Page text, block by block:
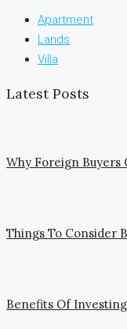
Apartment
Lands
Villa
Latest Posts
Why Foreign Buyers
Things To Consider
Benefits Of